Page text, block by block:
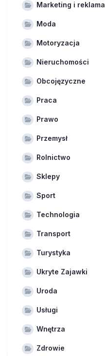
Marketing i reklama
Moda
Motoryzacja
Nieruchomości
Obcojęzyczne
Praca
Prawo
Przemysł
Rolnictwo
Sklepy
Sport
Technologia
Transport
Turystyka
Ukryte Zajawki
Uroda
Usługi
Wnętrza
Zdrowie